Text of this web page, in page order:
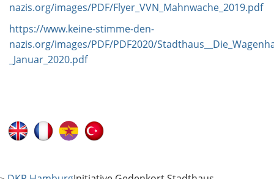
nazis.org/images/PDF/Flyer_VVN_Mahnwache_2019.pdf
https://www.keine-stimme-den-
nazis.org/images/PDF/PDF2020/
_Januar_2020.pdf